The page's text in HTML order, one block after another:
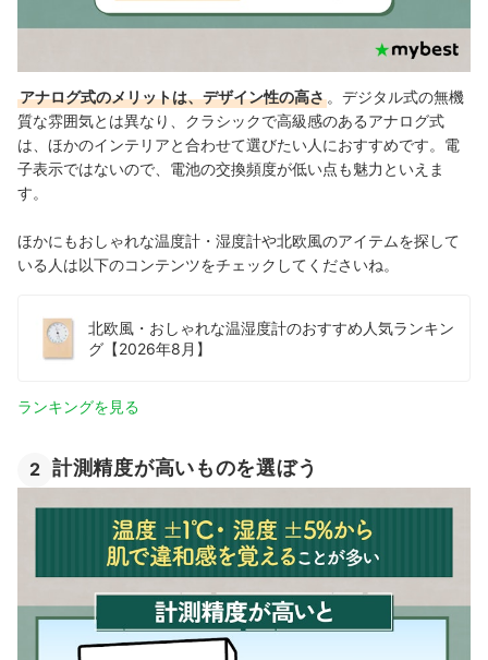
アナログ式のメリットは、デザイン性の高さ 。デジタル式の無機
質な雰囲気とは異なり、クラシックで高級感のあるアナログ式
は、ほかのインテリアと合わせて選びたい人におすすめです。電
子表示ではないので、電池の交換頻度が低い点も魅力といえま
す。
ほかにもおしゃれな温度計・湿度計や北欧風のアイテムを探して
いる人は以下のコンテンツをチェックしてくださいね。
北欧風・おしゃれな温湿度計のおすすめ人気ランキン
グ【2026年8月】
ランキングを見る
2 計測精度が高いものを選ぼう